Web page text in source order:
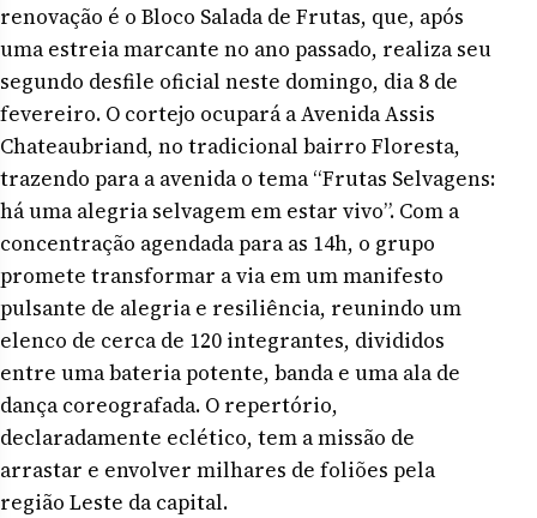
renovação é o Bloco Salada de Frutas, que, após
uma estreia marcante no ano passado, realiza seu
segundo desfile oficial neste domingo, dia 8 de
fevereiro. O cortejo ocupará a Avenida Assis
Chateaubriand, no tradicional bairro Floresta,
trazendo para a avenida o tema “Frutas Selvagens:
há uma alegria selvagem em estar vivo”. Com a
concentração agendada para as 14h, o grupo
promete transformar a via em um manifesto
pulsante de alegria e resiliência, reunindo um
elenco de cerca de 120 integrantes, divididos
entre uma bateria potente, banda e uma ala de
dança coreografada. O repertório,
declaradamente eclético, tem a missão de
arrastar e envolver milhares de foliões pela
região Leste da capital.